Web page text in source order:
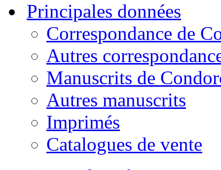
Principales données
Correspondance de
Autres
Manuscrits de
Autres manuscrits
Imprimés
Catalogues de vente